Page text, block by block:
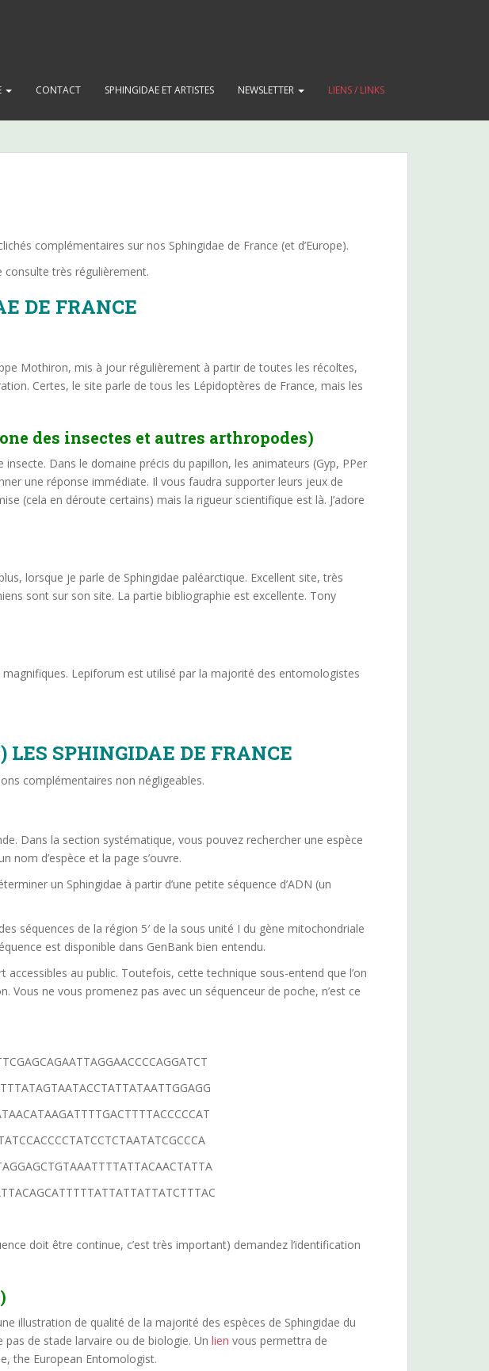
CONTACT SPHINGIDAE ET ARTISTES NEWSLETTER LIENS / LINKS
complémentaires sur nos Sphingidae de France (et d’Europe).
consulte très régulièrement.
DE FRANCE
Mothiron, mis à jour régulièrement à partir de toutes les récoltes,
Certes, le site parle de tous les Lépidoptères de France, mais les
des insectes et autres arthropodes)
Dans le domaine précis du papillon, les animateurs (Gyp, PPer
une réponse immédiate. Il vous faudra supporter leurs jeux de
(cela en déroute certains) mais la rigueur scientifique est là. J’adore
lorsque je parle de Sphingidae paléarctique. Excellent site, très
sont sur son site. La partie bibliographie est excellente. Tony
Lepiforum est utilisé par la majorité des entomologistes
SPHINGIDAE DE FRANCE
complémentaires non négligeables.
Dans la section systématique, vous pouvez rechercher une espèce
d’espèce et la page s’ouvre.
un Sphingidae à partir d’une petite séquence d’ADN (un
séquences de la région 5′ de la sous unité I du gène mitochondriale
est disponible dans GenBank bien entendu.
au public. Toutefois, cette technique sous-entend que l’on
Vous ne vous promenez pas avec un séquenceur de poche, n’est ce
doit être continue, c’est très important) demandez l’identification
illustration de qualité de la majorité des espèces de Sphingidae du
de stade larvaire ou de biologie. Un lien vous permettra de
the European Entomologist.